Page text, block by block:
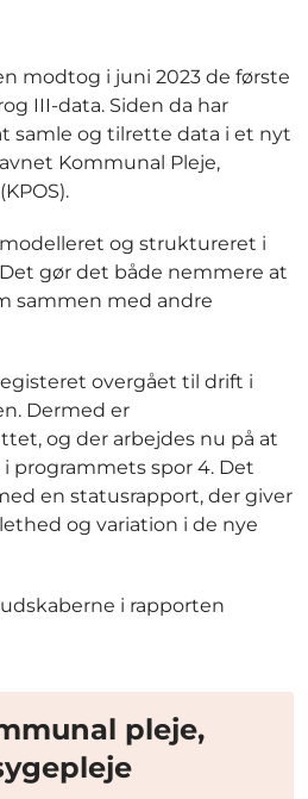
modtog i juni 2023 de første
III-data. Siden da har
samle og tilrette data i et nyt
Kommunal Pleje,
og struktureret i
gør det både nemmere at
sammen med andre
overgået til drift i
Dermed er
og der arbejdes nu på at
programmets spor 4. Det
en statusrapport, der giver
og variation i de nye
i rapporten
pleje,